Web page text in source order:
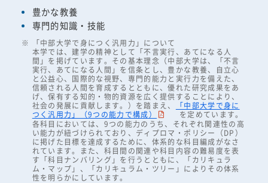
豊かな教養
専門的知識・技能
「中部大学で身につく汎用力」について
本学では、建学の精神として「不言実行、あてになる人
間」を掲げています。その基本理念（中部大学は、「不言
実行、あてになる人間」を信条とし、豊かな教養、自立心
と公益心、国際的な視野、専門的能力と実行力を備えた、
信頼される人間を育成するとともに、優れた研究成果をあ
げ、保有する知的・物的資源を広く提供することにより、
社会の発展に貢献します。）を踏まえ、
「中部大学で身に
つく汎用力」（9つの能力で構成）
を定めています。
各科目においては、9つの能力のうち、それぞれ関連性の高
い能力が紐づけられており、ディプロマ・ポリシー（DP）
に掲げた目標を達成するために、体系的な科目編成がなさ
れています。また、科目間の関連や科目内容の難易度を表
す「科目ナンバリング」を行うとともに、「カリキュラ
ム・マップ」、「カリキュラム・ツリー」によりその体系
性を明らかにしています。